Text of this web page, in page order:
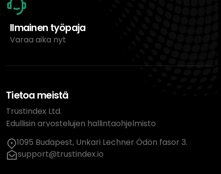
Ilmainen työpaja
Varaa aika nyt
Tietoa meistä
Trustindex Ltd.
Edullisin arvostelujen hallintaohjelmisto
1095 Budapest, Unkari Lechner Ödön fasor 3.
support@trustindex.io